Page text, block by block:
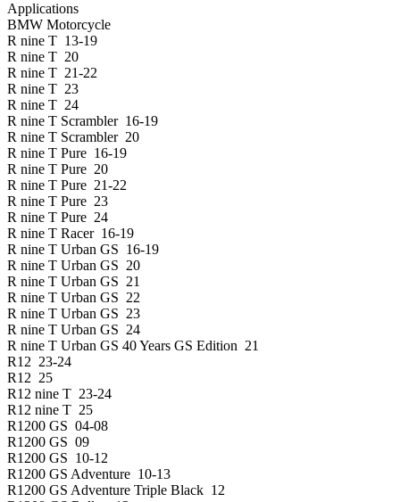
Applications
BMW Motorcycle
R nine T 13-19
R nine T 20
R nine T 21-22
R nine T 23
R nine T 24
R nine T Scrambler 16-19
R nine T Scrambler 20
R nine T Pure 16-19
R nine T Pure 20
R nine T Pure 21-22
R nine T Pure 23
R nine T Pure 24
R nine T Racer 16-19
R nine T Urban GS 16-19
R nine T Urban GS 20
R nine T Urban GS 21
R nine T Urban GS 22
R nine T Urban GS 23
R nine T Urban GS 24
R nine T Urban GS 40 Years GS Edition 21
R12 23-24
R12 25
R12 nine T 23-24
R12 nine T 25
R1200 GS 04-08
R1200 GS 09
R1200 GS 10-12
R1200 GS Adventure 10-13
R1200 GS Adventure Triple Black 12